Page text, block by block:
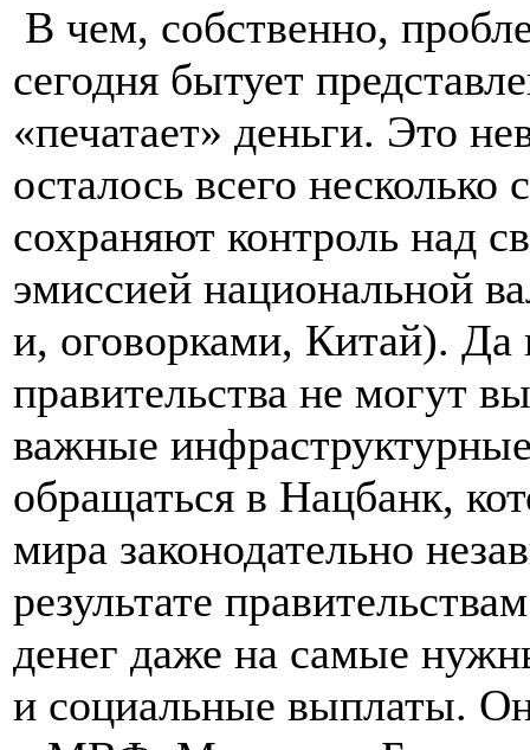
В чем, собственно,
сегодня бытует
«печатает» деньги. Это
осталось всего несколько
сохраняют контроль над
эмиссией национальной
и, оговорками, Китай).
правительства не могут
важные
обращаться в Нацбанк,
мира законодательно
результате
денег даже на самые
и социальные выплаты.